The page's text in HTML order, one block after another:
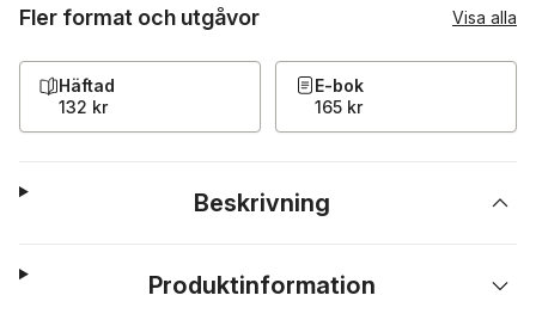
Fler format och utgåvor Visa alla
Häftad
132 kr
E-bok
165 kr
Beskrivning
Produktinformation